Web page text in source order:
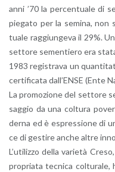
anni ’70 la per­cen­tua­le di
pie­ga­to per la se­mi­na, non
tua­le rag­giun­ge­va il 29%.
set­to­re se­men­tie­ro era
1983 re­gi­stra­va un
cer­ti­fi­ca­ta dal­l’EN­SE (Ente
La pro­mo­zio­ne del set­to­re
sag­gio da una col­tu­ra
der­na ed è espres­sio­ne di
ce di ge­sti­re anche altre
L’u­ti­liz­zo della va­rie­tà
pro­pria­ta tec­ni­ca col­tu­ra­le,